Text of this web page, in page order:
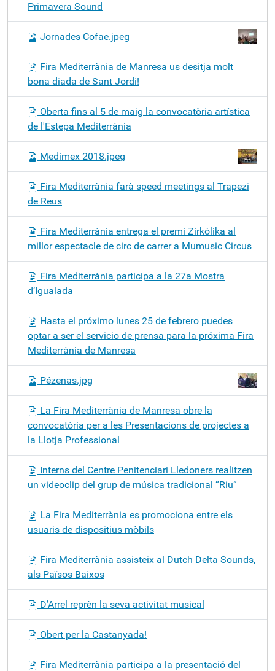
Primavera Sound
Jornades Cofae.jpeg
Fira Mediterrània de Manresa us desitja molt
bona diada de Sant Jordi!
Oberta fins al 5 de maig la convocatòria artística
de l'Estepa Mediterrània
Medimex 2018.jpeg
Fira Mediterrània farà speed meetings al Trapezi
de Reus
Fira Mediterrània entrega el premi Zirkólika al
millor espectacle de circ de carrer a Mumusic Circus
Fira Mediterrània participa a la 27a Mostra
d’Igualada
Hasta el próximo lunes 25 de febrero puedes
optar a ser el servicio de prensa para la próxima Fira
Mediterrània de Manresa
Pézenas.jpg
La Fira Mediterrània de Manresa obre la
convocatòria per a les Presentacions de projectes a
la Llotja Professional
Interns del Centre Penitenciari Lledoners realitzen
un videoclip del grup de música tradicional “Riu”
La Fira Mediterrània es promociona entre els
usuaris de dispositius mòbils
Fira Mediterrània assisteix al Dutch Delta Sounds,
als Països Baixos
D’Arrel reprèn la seva activitat musical
Obert per la Castanyada!
Fira Mediterrània participa a la presentació del